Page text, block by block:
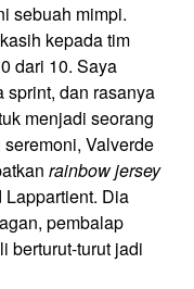
sebuah mimpi.
kepada tim
dari 10. Saya
sprint, dan rasanya
menjadi seorang
Valverde
rainbow jersey
Dia
pembalap
berturut-turut jadi